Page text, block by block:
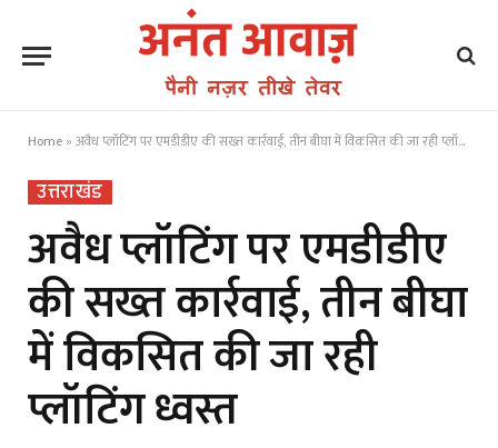
Home » अवैध प्लॉटिंग पर एमडीडीए की सख्त कार्रवाई, तीन बीघा में विकसित की जा रही प्लॉटिंग ध्वस्त
उत्तराखंड
अवैध प्लॉटिंग पर एमडीडीए
की सख्त कार्रवाई, तीन बीघा
में विकसित की जा रही
प्लॉटिंग ध्वस्त